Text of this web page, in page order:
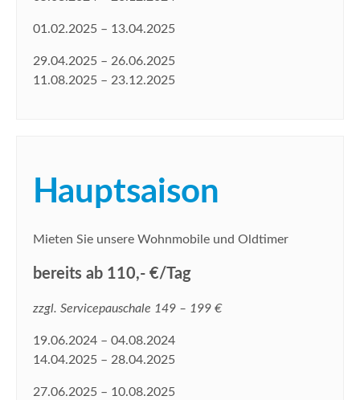
01.02.2025 – 13.04.2025
29.04.2025 – 26.06.2025
11.08.2025 – 23.12.2025
Hauptsaison
Mieten Sie unsere Wohnmobile und Oldtimer
bereits ab 110,- €/Tag
zzgl. Servicepauschale 149 – 199 €
19.06.2024 – 04.08.2024
14.04.2025 – 28.04.2025
27.06.2025 – 10.08.2025